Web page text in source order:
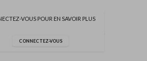
VOUS POUR EN SAVOIR PLUS
CONNECTEZ-VOUS